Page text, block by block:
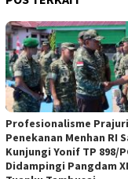
Profesionalisme
Penekanan Menhan RI
Kunjungi Yonif TP 898/
Didampingi Pangdam